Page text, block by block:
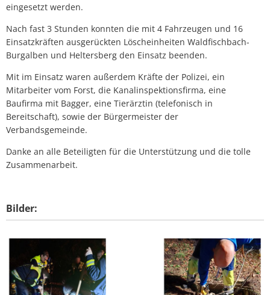
eingesetzt werden.
Nach fast 3 Stunden konnten die mit 4 Fahrzeugen und 16
Einsatzkräften ausgerückten Löscheinheiten Waldfischbach-
Burgalben und Heltersberg den Einsatz beenden.
Mit im Einsatz waren außerdem Kräfte der Polizei, ein
Mitarbeiter vom Forst, die Kanalinspektionsfirma, eine
Baufirma mit Bagger, eine Tierärztin (telefonisch in
Bereitschaft), sowie der Bürgermeister der
Verbandsgemeinde.
Danke an alle Beteiligten für die Unterstützung und die tolle
Zusammenarbeit.
Bilder: